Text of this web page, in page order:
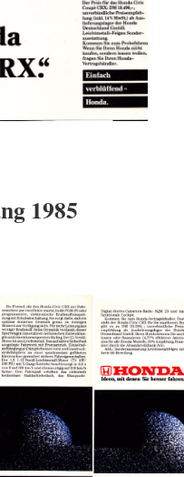
1985